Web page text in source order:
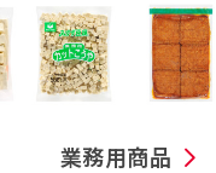
業務用商品